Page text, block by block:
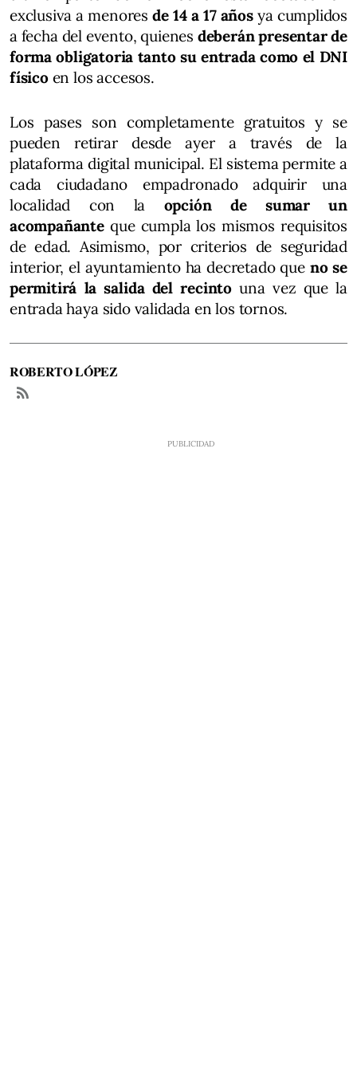
exclusiva a menoresde 14 a 17 añosya cumplidos
a fecha del evento, quienes deberán presentar de
forma obligatoria tanto su entrada como el DNI
físicoen los accesos.
Los pases son completamente gratuitos y se
pueden retirar desde ayer a través de la
plataforma digital municipal. El sistema permite a
cada ciudadano empadronado adquirir una
localidad con la opción de sumar un
acompañanteque cumpla los mismos requisitos
de edad. Asimismo, por criterios de seguridad
interior, el ayuntamiento ha decretado queno se
permitirá la salida del recintouna vez que la
entrada haya sido validada en los tornos.
ROBERTO LÓPEZ